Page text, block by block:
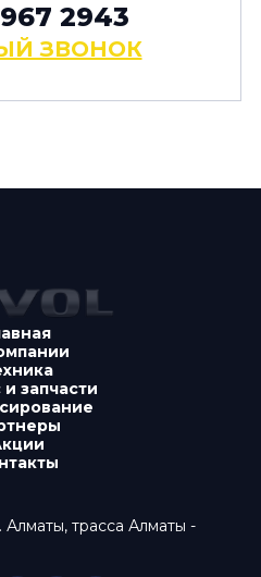
2943
ЗВОНОК
запчасти
Алматы, трасса Алматы -